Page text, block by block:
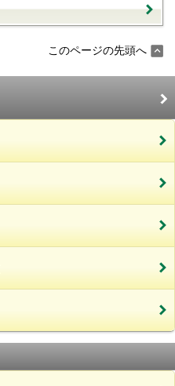
このページの先頭へ